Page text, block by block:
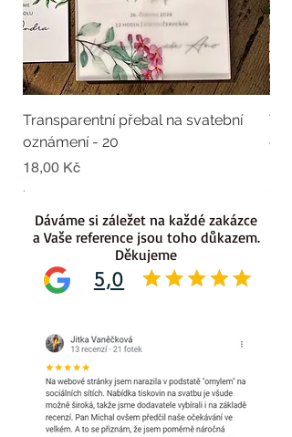
Transparentní přebal na svatební
oznámení - 20
Cena
18,00 Kč
.
5,0
Dáváme si záležet na každé zakázce
a Vaše reference jsou toho důkazem.
Děkujeme